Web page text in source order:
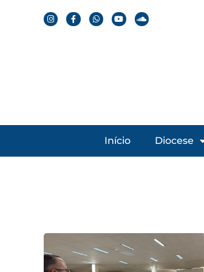
Início Diocese